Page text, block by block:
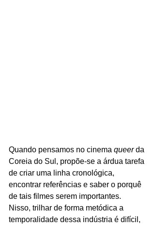
Quando pensamos no cinema queer da
Coreia do Sul, propõe-se a árdua tarefa
de criar uma linha cronológica,
encontrar referências e saber o porquê
de tais filmes serem importantes.
Nisso, trilhar de forma metódica a
temporalidade dessa indústria é difícil,